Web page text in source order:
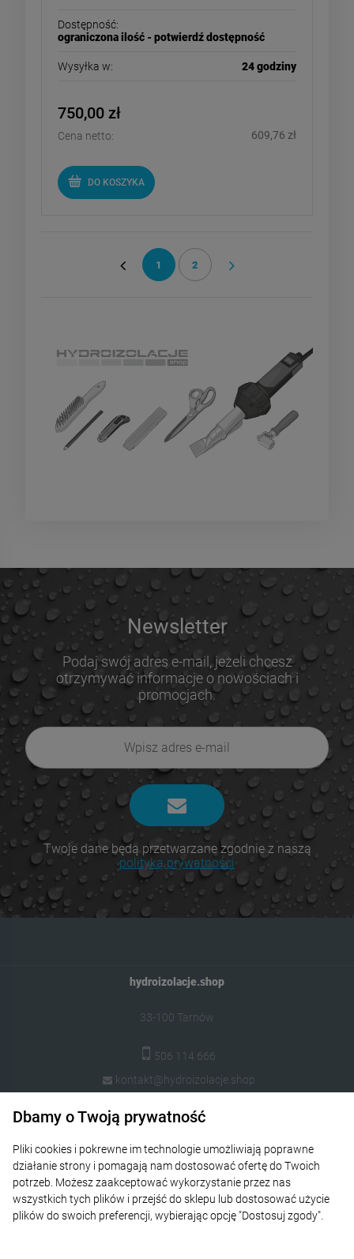
Dostępność:
ograniczona ilość - potwierdź dostępność
Wysyłka w: 24 godziny
750,00 zł
Cena netto: 609,76 zł
DO KOSZYKA
1 2
Newsletter
Podaj swój adres e-mail, jeżeli chcesz
otrzymywać informacje o nowościach i
promocjach.
Twoje dane będą przetwarzane zgodnie z naszą
polityką prywatności
hydroizolacje.shop
33-100 Tarnów
506 114 666
kontakt@hydroizolacje.shop
Popularne kategorie
Pomoc
Moje konto
Płatności i dostawa
Dbamy o Twoją prywatność
Pliki cookies i pokrewne im technologie umożliwiają poprawne
działanie strony i pomagają nam dostosować ofertę do Twoich
potrzeb. Możesz zaakceptować wykorzystanie przez nas
wszystkich tych plików i przejść do sklepu lub dostosować użycie
plików do swoich preferencji, wybierając opcję "Dostosuj zgody".